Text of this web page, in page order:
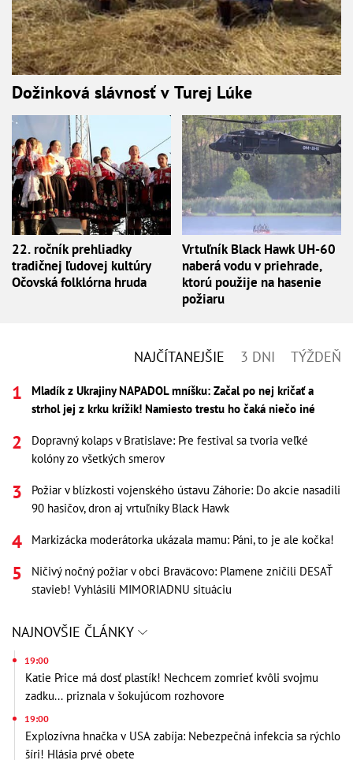
Dožinková slávnosť v Turej Lúke
22. ročník prehliadky
tradičnej ľudovej kultúry
Očovská folklórna hruda
Vrtuľník Black Hawk UH-60
naberá vodu v priehrade,
ktorú použije na hasenie
požiaru
NAJČÍTANEJŠIE 3 DNI TÝŽDEŇ
Mladík z Ukrajiny NAPADOL mníšku: Začal po nej kričať a
strhol jej z krku krížik! Namiesto trestu ho čaká niečo iné
Dopravný kolaps v Bratislave: Pre festival sa tvoria veľké
kolóny zo všetkých smerov
Požiar v blízkosti vojenského ústavu Záhorie: Do akcie nasadili
90 hasičov, dron aj vrtuľníky Black Hawk
Markizácka moderátorka ukázala mamu: Páni, to je ale kočka!
Ničivý nočný požiar v obci Braväcovo: Plamene zničili DESAŤ
stavieb! Vyhlásili MIMORIADNU situáciu
NAJNOVŠIE ČLÁNKY
19:00
Katie Price má dosť plastík! Nechcem zomrieť kvôli svojmu
zadku... priznala v šokujúcom rozhovore
19:00
Explozívna hnačka v USA zabíja: Nebezpečná infekcia sa rýchlo
šíri! Hlásia prvé obete